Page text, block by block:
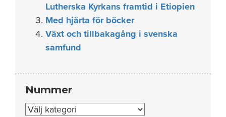
Lutherska Kyrkans framtid i Etiopien
Med hjärta för böcker
Växt och tillbakagång i svenska
samfund
Nummer
Nummer